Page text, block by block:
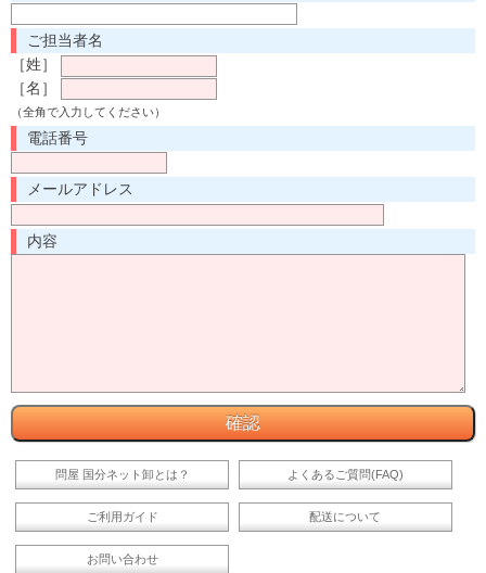
ご担当者名
［姓］
［名］
（全角で入力してください）
電話番号
メールアドレス
内容
問屋 国分ネット卸とは？ よくあるご質問(FAQ)
ご利用ガイド 配送について
お問い合わせ